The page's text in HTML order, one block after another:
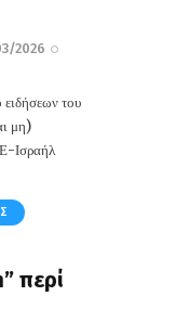
2026
ειδήσεων του
μη)
Ισραήλ
περί